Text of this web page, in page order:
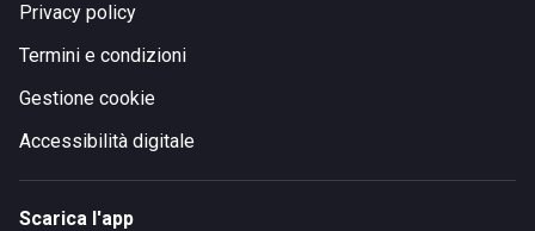
Privacy policy
Termini e condizioni
Gestione cookie
Accessibilità digitale
Scarica l'app